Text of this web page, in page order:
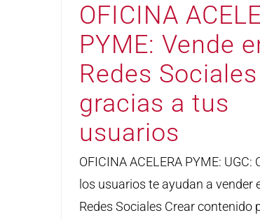
OFICINA
PYME: Vende
Redes Sociales
gracias a tus
usuarios
OFICINA ACELERA PYME: UGC:
los usuarios te ayudan a vender
Redes Sociales Crear contenido